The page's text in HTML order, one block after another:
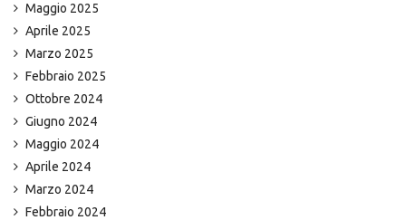
Maggio 2025
Aprile 2025
Marzo 2025
Febbraio 2025
Ottobre 2024
Giugno 2024
Maggio 2024
Aprile 2024
Marzo 2024
Febbraio 2024